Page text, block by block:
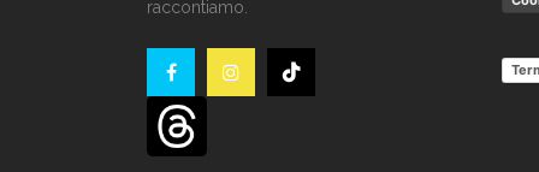
raccontiamo.